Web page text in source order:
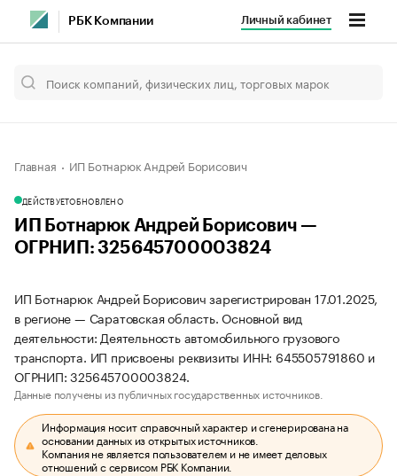
РБК Компании Личный кабинет
Главная ИП Ботнарюк Андрей Борисович
ДЕЙСТВУЕТОБНОВЛЕНО
ИП Ботнарюк Андрей Борисович —
ОГРНИП: 325645700003824
ИП Ботнарюк Андрей Борисович зарегистрирован 17.01.2025,
в регионе — Саратовская область. Основной вид
деятельности: Деятельность автомобильного грузового
транспорта. ИП присвоены реквизиты ИНН: 645505791860 и
ОГРНИП: 325645700003824.
Данные получены из публичных государственных источников.
Информация носит справочный характер и сгенерирована на
основании данных из открытых источников.
Компания не является пользователем и не имеет деловых
отношений с сервисом РБК Компании.